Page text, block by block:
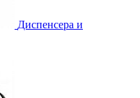
Диспенсера и